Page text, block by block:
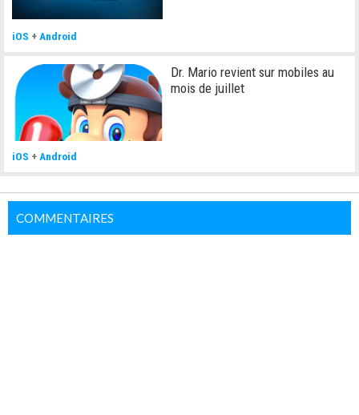
iOS +Android
Dr. Mario revient sur mobiles au
mois de juillet
iOS +Android
COMMENTAIRES